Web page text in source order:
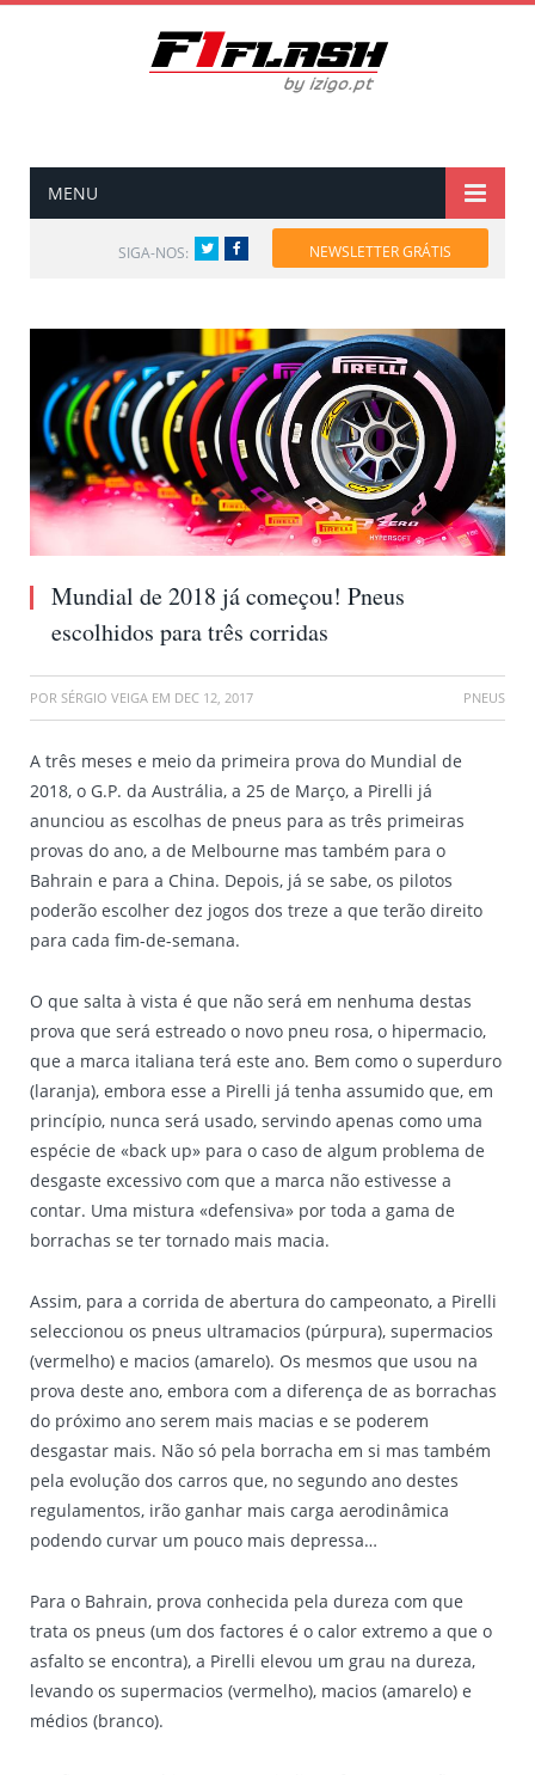
MENU
SIGA-NOS: TwitterFacebook NEWSLETTER GRÁTIS
Mundial de 2018 já começou! Pneus
escolhidos para três corridas
POR SÉRGIO VEIGA EM DEC 12, 2017 PNEUS
A três meses e meio da primeira prova do Mundial de
2018, o G.P. da Austrália, a 25 de Março, a Pirelli já
anunciou as escolhas de pneus para as três primeiras
provas do ano, a de Melbourne mas também para o
Bahrain e para a China. Depois, já se sabe, os pilotos
poderão escolher dez jogos dos treze a que terão direito
para cada fim-de-semana.
O que salta à vista é que não será em nenhuma destas
prova que será estreado o novo pneu rosa, o hipermacio,
que a marca italiana terá este ano. Bem como o superduro
(laranja), embora esse a Pirelli já tenha assumido que, em
princípio, nunca será usado, servindo apenas como uma
espécie de «back up» para o caso de algum problema de
desgaste excessivo com que a marca não estivesse a
contar. Uma mistura «defensiva» por toda a gama de
borrachas se ter tornado mais macia.
Assim, para a corrida de abertura do campeonato, a Pirelli
seleccionou os pneus ultramacios (púrpura), supermacios
(vermelho) e macios (amarelo). Os mesmos que usou na
prova deste ano, embora com a diferença de as borrachas
do próximo ano serem mais macias e se poderem
desgastar mais. Não só pela borracha em si mas também
pela evolução dos carros que, no segundo ano destes
regulamentos, irão ganhar mais carga aerodinâmica
podendo curvar um pouco mais depressa…
Para o Bahrain, prova conhecida pela dureza com que
trata os pneus (um dos factores é o calor extremo a que o
asfalto se encontra), a Pirelli elevou um grau na dureza,
levando os supermacios (vermelho), macios (amarelo) e
médios (branco).